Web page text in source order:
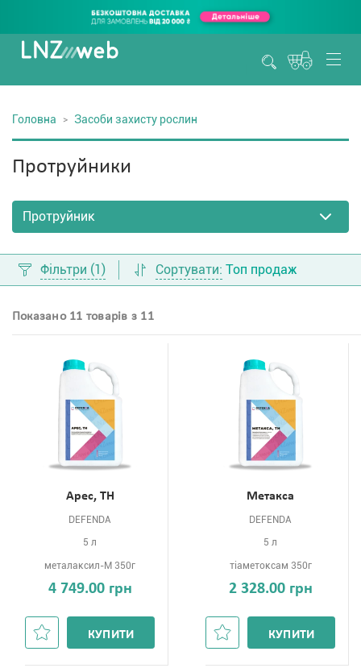
Головна Засоби захисту рослин
Протруйники
Фільтри (1) Сортувати: Топ продаж
Показано 11 товарів з 11
Арес, ТН
DEFENDA
5 л
металаксил-М 350г
4 749.00 грн
КУПИТИ
Метакса
DEFENDA
5 л
тіаметоксам 350г
2 328.00 грн
КУПИТИ